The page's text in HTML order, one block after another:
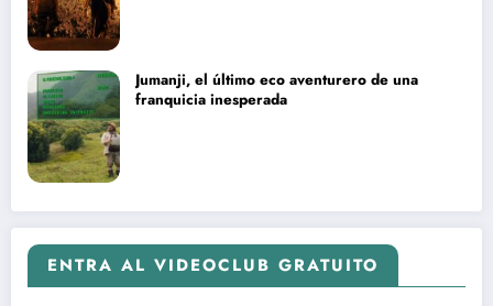
Jumanji, el último eco aventurero de una
franquicia inesperada
ENTRA AL VIDEOCLUB GRATUITO